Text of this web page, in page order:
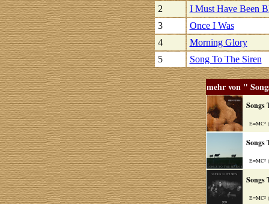
2
I Must Have Been
3
Once I Was
4
Morning Glory
5
Song To The Siren
mehr von "
Songs
E=MC²
Songs
E=MC²
Songs
E=MC²